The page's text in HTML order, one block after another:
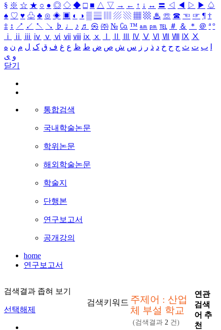
§ ※ ☆ ★ ○ ● ◎ ◇ ◆ □ ■ △ ▽ → ← ↑ ↓ ↔ 〓 ◁ ◀ ▷ ▶ ♤
♠ ♡ ♥ ♧ ♣ ⊙ ◈ ▣ ◐ ◑ ▒ ▤ ▨ ▧ ▦ ▩ ♨ ☏ ☎ ☜ ☞ ¶ †
‡ ↕ ↗ ↙ ↖ ↘ ♭ ♩ ♪ ♬ ㉿ ㈜ № ㏇ ™ ㏂ ㏘ ℡ ＃ ＆ ＊ ＠ ª º
ⅰ
ⅱ ⅲ ⅳ ⅴ ⅵ ⅶ ⅷ ⅸ ⅹ Ⅳ Ⅴ Ⅵ Ⅶ Ⅷ Ⅸ Ⅹ
ب ت ث ج ح خ د ذ ر ز س ش ص ض ط ظ ع غ ف ق ک ل م ن ه
و ی
닫기
통합검색
국내학술논문
학위논문
해외학술논문
학술지
단행본
연구보고서
공개강의
home
연구보고서
검색결과 좁혀 보기
선택해제
검색키워드 주제어 : 산업
체 부설 학교
(검색결과 2 건)
연관
검색
어 추
천